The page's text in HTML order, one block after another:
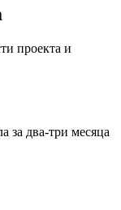
проекта и
за два-три месяца